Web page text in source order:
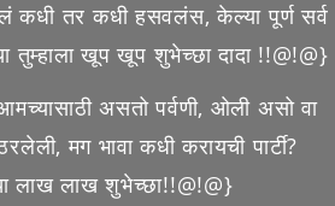
तर कधी हसवलंस, केल्या पूर्ण सर्व
तुम्हाला खूप खूप शुभेच्छा दादा !!@!@}
असतो पर्वणी, ओली असो वा
मग भावा कधी करायची पार्टी?
लाख लाख शुभेच्छा!!@!@}